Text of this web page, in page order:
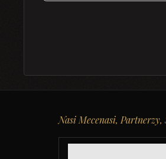
Nasi Mecenasi, Partnerzy,